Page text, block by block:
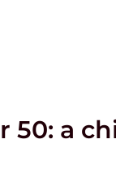
50: a